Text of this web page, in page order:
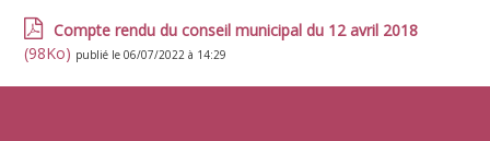
Compte rendu du conseil municipal du 12 avril 2018
(98Ko) publié le 06/07/2022 à 14:29